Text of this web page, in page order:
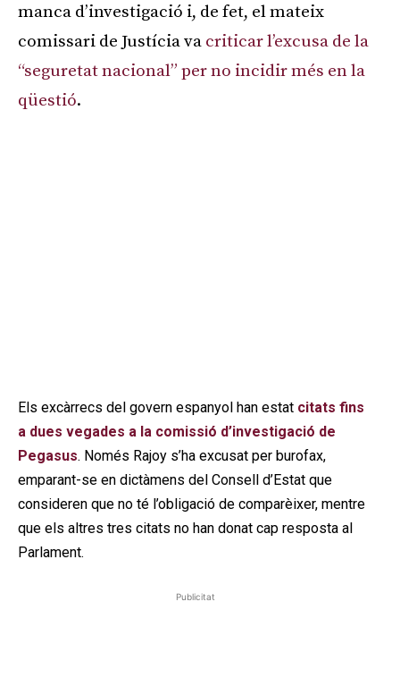
manca d’investigació i, de fet, el mateix
comissari de Justícia va criticar l’excusa de la
“seguretat nacional” per no incidir més en la
qüestió.
Els excàrrecs del govern espanyol han estat citats fins
a dues vegades a la comissió d’investigació de
Pegasus. Només Rajoy s’ha excusat per burofax,
emparant-se en dictàmens del Consell d’Estat que
consideren que no té l’obligació de comparèixer, mentre
que els altres tres citats no han donat cap resposta al
Parlament.
Publicitat